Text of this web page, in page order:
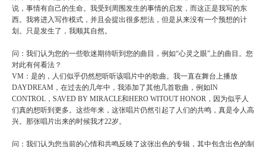
说，事情有自己的生命。我受到周围发生的事情的启发，而这正是我写的东
西。我将进入写作模式，并且会提出很多想法，但是从来没有一个预想的计
划。只是发生了，我顺其自然。
问：我们认为您的一些歌迷期待听到您的曲目，例如“心灵之眼”上的曲目。您
对此有何看法？
VM：是的，人们似乎仍然想听听该唱片中的歌曲。我一直在舞台上播放
DAYDREAM，在过去的几年中，我添加了其他几首歌曲，例如IN
CONTROL，SAVED BY MIRACLE和HERO WITOUT HONOR，因为似乎人
们真的想听到更多。这些年来，这张唱片仍然引起了人们的共鸣，真是令人高
兴。那张唱片出来的时候我才22岁。
问：我们认为您当前的心情和共鸣反映了这张出色的专辑，其中包含出色的制